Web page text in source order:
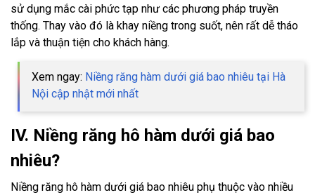
sử dụng mắc cài phức tạp như các phương pháp truyền
thống. Thay vào đó là khay niềng trong suốt, nên rất dễ tháo
lắp và thuận tiện cho khách hàng.
Xem ngay: Niềng răng hàm dưới giá bao nhiêu tại Hà
Nội cập nhật mới nhất
IV. Niềng răng hô hàm dưới giá bao
nhiêu?
Niềng răng hô hàm dưới giá bao nhiêu phụ thuộc vào nhiều